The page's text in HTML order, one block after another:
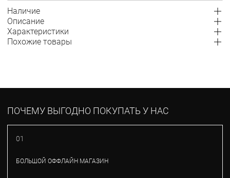
Наличие
Описание
Характеристики
Похожие товары
ПОЧЕМУ ВЫГОДНО ПОКУПАТЬ У НАС
01
БОЛЬШОЙ ОФФЛАЙН МАГАЗИН